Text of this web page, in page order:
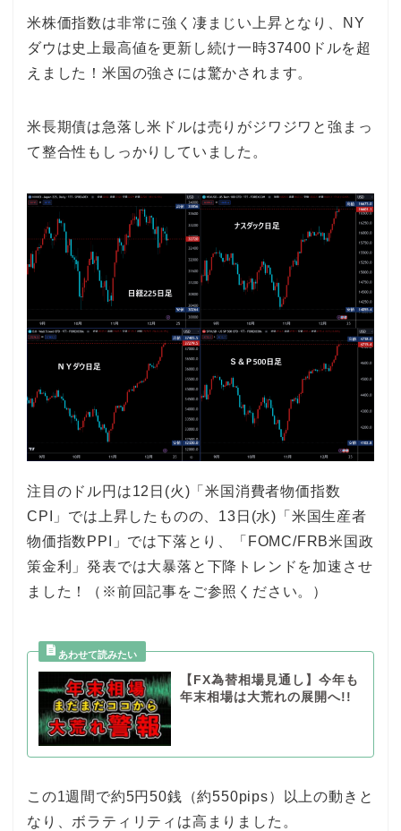
米株価指数は非常に強く凄まじい上昇となり、NY
ダウは史上最高値を更新し続け一時37400ドルを超
えました！米国の強さには驚かされます。
米長期債は急落し米ドルは売りがジワジワと強まっ
て整合性もしっかりしていました。
注目のドル円は12日(火)「米国消費者物価指数
CPI」では上昇したものの、13日(水)「米国生産者
物価指数PPI」では下落とり、「FOMC/FRB米国政
策金利」発表では大暴落と下降トレンドを加速させ
ました！（※前回記事をご参照ください。）
【FX為替相場見通し】今年も
年末相場は大荒れの展開へ!!
この1週間で約5円50銭（約550pips）以上の動きと
なり、ボラティリティは高まりました。